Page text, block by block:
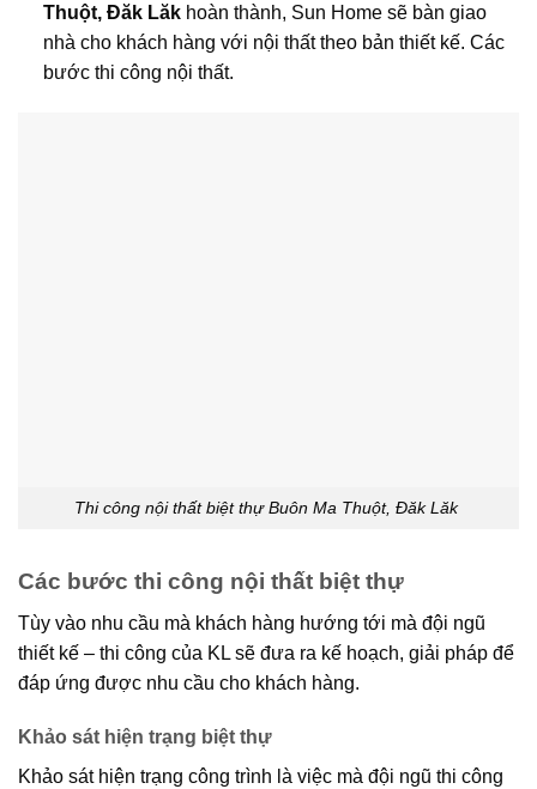
Thuột, Đăk Lăkhoàn thành, Sun Home sẽ bàn giao
nhà cho khách hàng với nội thất theo bản thiết kế. Các
bước thi công nội thất.
Thi công nội thất biệt thự Buôn Ma Thuột, Đăk Lăk
Các bước thi công nội thất biệt thự
Tùy vào nhu cầu mà khách hàng hướng tới mà đội ngũ
thiết kế – thi công của KL sẽ đưa ra kế hoạch, giải pháp để
đáp ứng được nhu cầu cho khách hàng.
Khảo sát hiện trạng biệt thự
Khảo sát hiện trạng công trình là việc mà đội ngũ thi công